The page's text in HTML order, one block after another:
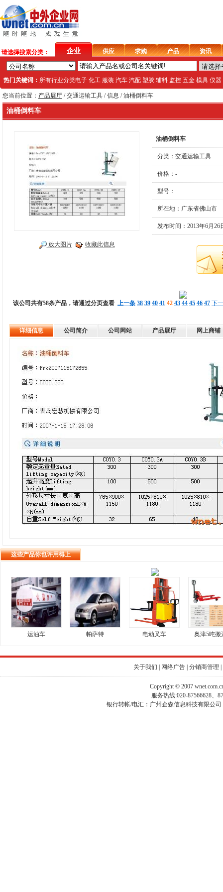
请选择搜索分类： 企业 供应 求购 产品 资讯
热门关键词： 所有行业分类电子 化工 服装 汽车 汽配 塑胶 辅料 监控 五金 模具 仪器
您当前位置： 产品展厅 /交通运输工具 / 信息 / 油桶倒料车
油桶倒料车
放大图片 收藏此信息
油桶倒料车
分类： 交通运输工具
价格：-
型号：
所在地：广东省佛山市
发布时间：2013年6月26
该公司共有58条产品，请通过分页查看 上一条 38 39 40 41 42 43 44 45 46 47 下
详细信息 公司简介 公司网站 产品展厅 网上商铺
这些产品你也许用得上
运油车 帕萨特 电动叉车 奥津5吨搬
关于我们 网络广告 分销商管理
Copyright © 2007
服务热线:020-87566628、
银行转帐/电汇：广州企森信息科技有限公